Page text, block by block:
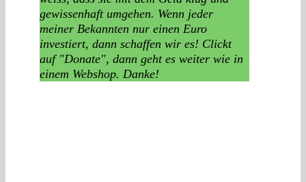
gewissenhaft umgehen. Wenn jeder
meiner Bekannten nur einen Euro
investiert, dann schaffen wir es! Clickt
auf "Donate", dann geht es weiter wie in
einem Webshop. Danke!